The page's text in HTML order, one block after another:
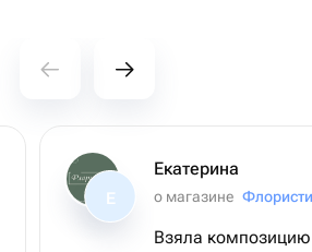
Е
Екатерина
о магазине
Взяла композицию